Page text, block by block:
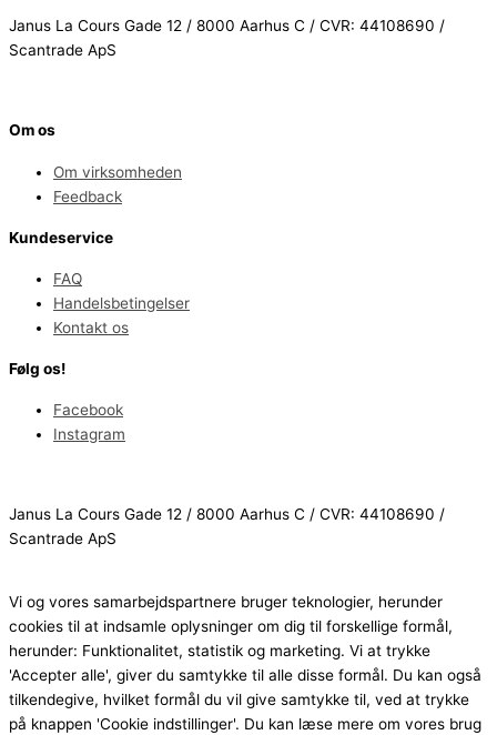
Janus La Cours Gade 12 / 8000 Aarhus C / CVR: 44108690 /
Scantrade ApS
Om os
Om virksomheden
Feedback
Kundeservice
FAQ
Handelsbetingelser
Kontakt os
Følg os!
Facebook
Instagram
Janus La Cours Gade 12 / 8000 Aarhus C / CVR: 44108690 /
Scantrade ApS
Vi og vores samarbejdspartnere bruger teknologier, herunder
cookies til at indsamle oplysninger om dig til forskellige formål,
herunder: Funktionalitet, statistik og marketing. Vi at trykke
'Accepter alle', giver du samtykke til alle disse formål. Du kan også
tilkendegive, hvilket formål du vil give samtykke til, ved at trykke
på knappen 'Cookie indstillinger'. Du kan læse mere om vores brug